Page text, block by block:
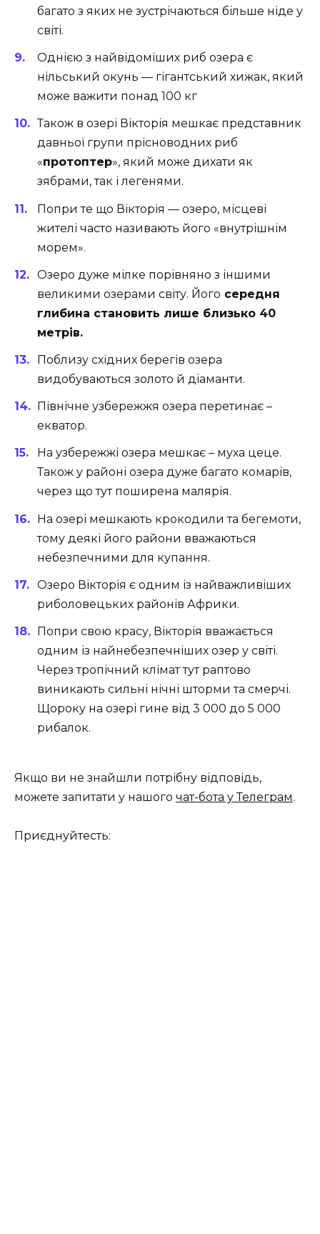
багато з яких не зустрічаються більше ніде у
світі.
Однією з найвідоміших риб озера є
нільський окунь — гігантський хижак, який
може важити понад 100 кг
Також в озері Вікторія мешкає представник
давньої групи прісноводних риб
«протоптер», який може дихати як
зябрами, так і легенями.
Попри те що Вікторія — озеро, місцеві
жителі часто називають його «внутрішнім
морем».
Озеро дуже мілке порівняно з іншими
великими озерами світу. Його середня
глибина становить лише близько 40
метрів.
Поблизу східних берегів озера
видобуваються золото й діаманти.
Північне узбережжя озера перетинає –
екватор.
На узбережжі озера мешкає – муха цеце.
Також у районі озера дуже багато комарів,
через що тут поширена малярія.
На озері мешкають крокодили та бегемоти,
тому деякі його райони вважаються
небезпечними для купання.
Озеро Вікторія є одним із найважливіших
риболовецьких районів Африки.
Попри свою красу, Вікторія вважається
одним із найнебезпечніших озер у світі.
Через тропічний клімат тут раптово
виникають сильні нічні шторми та смерчі.
Щороку на озері гине від 3 000 до 5 000
рибалок.
Якщо ви не знайшли потрібну відповідь,
можете запитати у нашого чат-бота у Телеграм.
Приєднуйтесть: